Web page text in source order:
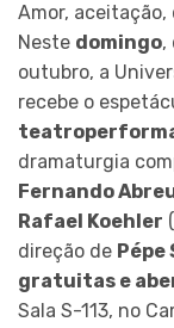
Amor, aceitação,
Neste domingo,
outubro, a
recebe o
dramaturgia
Fernando
Rafael Koehler
direção de Pépe
gratuitas e
Sala S-113, no